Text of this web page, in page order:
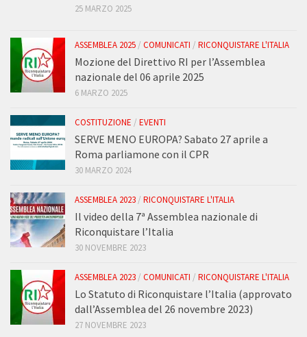
25 MARZO 2025
ASSEMBLEA 2025 / COMUNICATI / RICONQUISTARE L'ITALIA
Mozione del Direttivo RI per l’Assemblea
nazionale del 06 aprile 2025
6 MARZO 2025
COSTITUZIONE / EVENTI
SERVE MENO EUROPA? Sabato 27 aprile a
Roma parliamone con il CPR
30 MARZO 2024
ASSEMBLEA 2023 / RICONQUISTARE L'ITALIA
Il video della 7ª Assemblea nazionale di
Riconquistare l’Italia
30 NOVEMBRE 2023
ASSEMBLEA 2023 / COMUNICATI / RICONQUISTARE L'ITALIA
Lo Statuto di Riconquistare l’Italia (approvato
dall’Assemblea del 26 novembre 2023)
27 NOVEMBRE 2023